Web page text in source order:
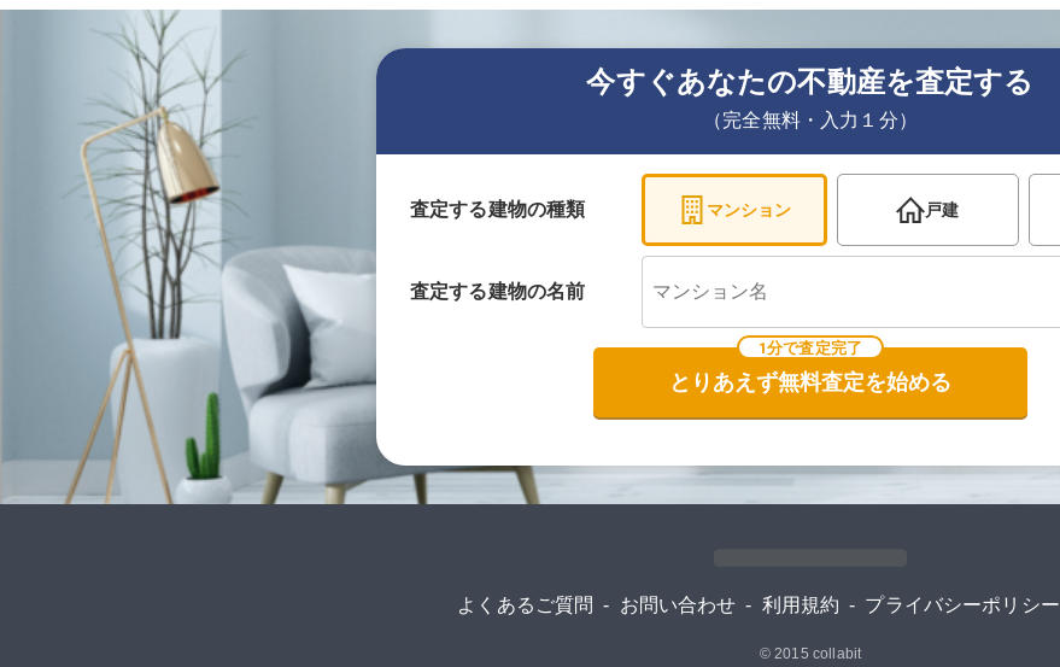
今すぐあなたの不動産を査定する
（完全無料・入力１分）
査定する建物の種類 マンション 戸建
査定する建物の名前
1分で査定完了
とりあえず無料査定を始める
よくあるご質問 - お問い合わせ - 利用規約 - プライバシーポリシー
© 2015 collabit